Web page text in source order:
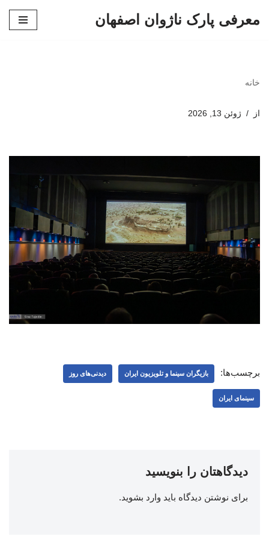
معرفی پارک ناژوان اصفهان
خانه
از ژوئن 13, 2026
برچسب‌ها: بازیگران سینما و تلویزیون ایران دیدنی‌های روز
سینمای ایران
دیدگاهتان را بنویسید
برای نوشتن دیدگاه باید وارد بشوید.